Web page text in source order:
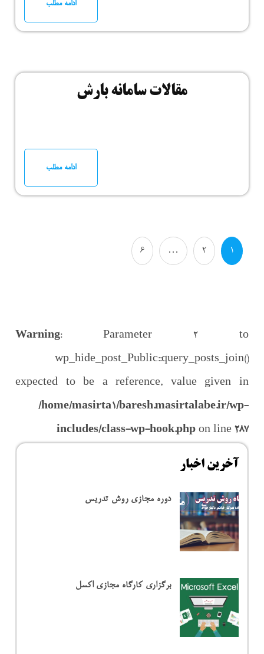
ادامه مطلب
مقالات سامانه بارش
ادامه مطلب
1
2
…
6
Warning: Parameter 2 to
wp_hide_post_Public::query_posts_join()
expected to be a reference, value given in
/home/masirta1/baresh.masirtalabe.ir/wp-
includes/class-wp-hook.phpon line 287
آخرین اخبار
دوره مجازی روش تدریس
برگزاری کارگاه مجازی اکسل